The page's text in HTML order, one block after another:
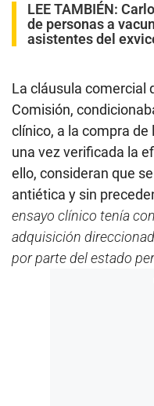
LEE TAMBIÉN:
de personas a
asistentes del
La cláusula comercial
Comisión,
clínico, a la compra
una vez verificada la
ello, consideran que
antiética y sin
ensayo clínico tenía
adquisición
por parte del estado